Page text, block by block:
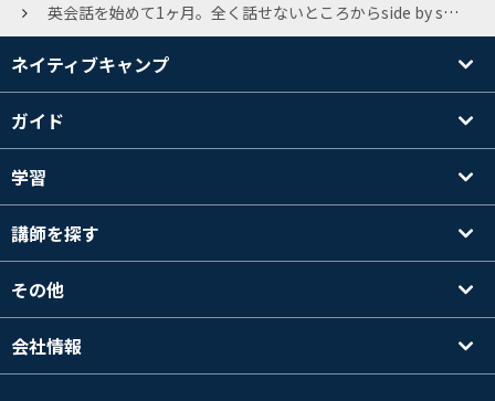
英会話を始めて1ヶ月。全く話せないところからside by sideの1が終わり、2に入ったところです。 文法や単語は中学2年生程度の知識しかないうえ、それすら完璧には使えません。 予習復習に１日約3時間かけていることもあり、レッスンでは間違えることがあまりなくスルスルとside by side1が終わりました。 講師とも簡単な言葉ですがコミュニケーションはとれています。 しかしここ最近伸び悩んでいます。とにかく初見の英文の理解に時間がかかり、少し長い文章になると全く口からでてきません。 同じように少し長い質問をされるとスっと理解ができず、 講師が質問する→聞いたままの文章をオウムのようにくり返し口に出す→頭の中で文章を作る→意味を考える→答える文章を考える ここまでにかなり時間がかかってしまい、｢少し考えさせてください｣｢理解に時間がかかります｣と講師に伝えて考えていても講師の方が諦めてチャットに答えを打ってしまう始末です。(時間を区切られず考え続ければ最後には正解がわかることが多いです) ｢ボキャブラリーが少なすぎるから理解ができない、このままside by side2を続けるべきだ｣という講師と、｢side by sideは中断して文法を勉強すべきだ｣という講師がいて悩んでいます。 2人とも始めた頃からほぼ毎日レッスンしてくださっている講師です。 私としても最近は全く成長が感じられず、あんなに楽しかったレッスンが苦痛です。なんとか現状を打破したいのですがどちらの講師に従うべきでしょうか？
ネイティブキャンプ
ガイド
学習
講師を探す
その他
会社情報